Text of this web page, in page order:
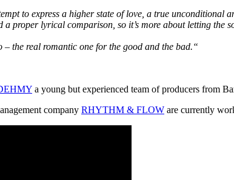
to express a higher state of love, a true
a proper lyrical comparison, so it’s more about letting the
– the real romantic one for the good and the bad.“
a young but experienced team of producers from
company RHYTHM & FLOW are currently